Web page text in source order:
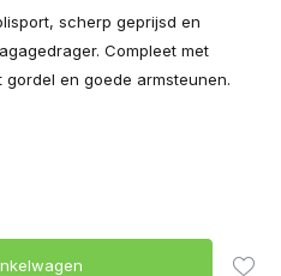
scherp geprijsd en
Compleet met
en goede armsteunen.